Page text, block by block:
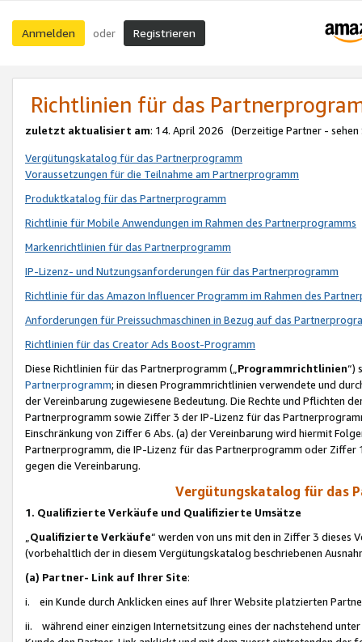
Anmelden oder Registrieren
Richtlinien für das
zuletzt aktualisiert am: 14. April 2026 (Derzeitige Partner - sehen
Vergütungskatalog für das Partnerprogramm
Voraussetzungen für die Teilnahme am Partnerprogramm
Produktkatalog für das Partnerprogramm
Richtlinie für Mobile Anwendungen im Rahmen des Partnerprogramms
Markenrichtlinien für das Partnerprogramm
IP-Lizenz- und Nutzungsanforderungen für das Partnerprogramm
Richtlinie für das Amazon Influencer Programm im Rahmen des
Anforderungen für Preissuchmaschinen in Bezug auf das
Richtlinien für das Creator Ads Boost-Programm
Diese Richtlinien für das Partnerprogramm („Programmrichtlinien“)
Partnerprogramm; in diesen Programmrichtlinien verwendete und
der Vereinbarung zugewiesene Bedeutung. Die Rechte und Pflichten
Partnerprogramm sowie Ziffer 3 der IP-Lizenz für das
Einschränkung von Ziffer 6 Abs. (a) der Vereinbarung wird hiermit
Partnerprogramm, die IP-Lizenz für das Partnerprogramm oder
gegen die Vereinbarung.
Vergütungskatalog für das
1. Qualifizierte Verkäufe und Qualifizierte Umsätze
Qualifizierte Verkäufe“ werden von uns mit den in Ziffer 3
(vorbehaltlich der in diesem Vergütungskatalog beschriebenen
(a) Partner- Link auf Ihrer Site:
i. ein Kunde durch Anklicken eines auf Ihrer Website platzierten
ii. während einer einzigen Internetsitzung eines der nachstehend